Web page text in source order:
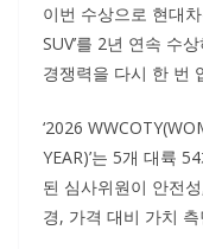
이번 수상으로 현대
SUV’를 2년 연속 수
경쟁력을 다시 한 번
‘2026
YEAR)’는 5개 대륙
된 심사위원이 안전
경, 가격 대비 가치